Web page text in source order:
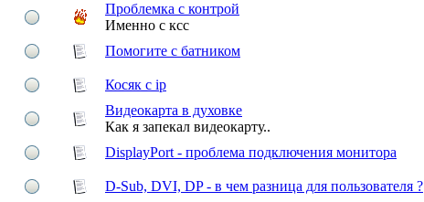
Проблемка с контрой
Именно с ксс
Помогите с батником
Косяк с ip
Видеокарта в духовке
Как я запекал видеокарту..
DisplayPort - проблема подключения монитора
D-Sub, DVI, DP - в чем разница для пользователя ?